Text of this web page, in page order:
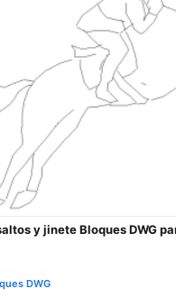
y jinete Bloques DWG
DWG